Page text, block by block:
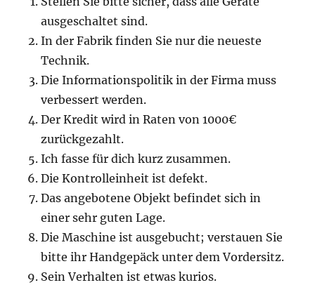
ausgeschaltet sind.
In der Fabrik finden Sie nur die neueste
Technik.
Die Informationspolitik in der Firma muss
verbessert werden.
Der Kredit wird in Raten von 1000€
zurückgezahlt.
Ich fasse für dich kurz zusammen.
Die Kontrolleinheit ist defekt.
Das angebotene Objekt befindet sich in
einer sehr guten Lage.
Die Maschine ist ausgebucht; verstauen Sie
bitte ihr Handgepäck unter dem Vordersitz.
Sein Verhalten ist etwas kurios.